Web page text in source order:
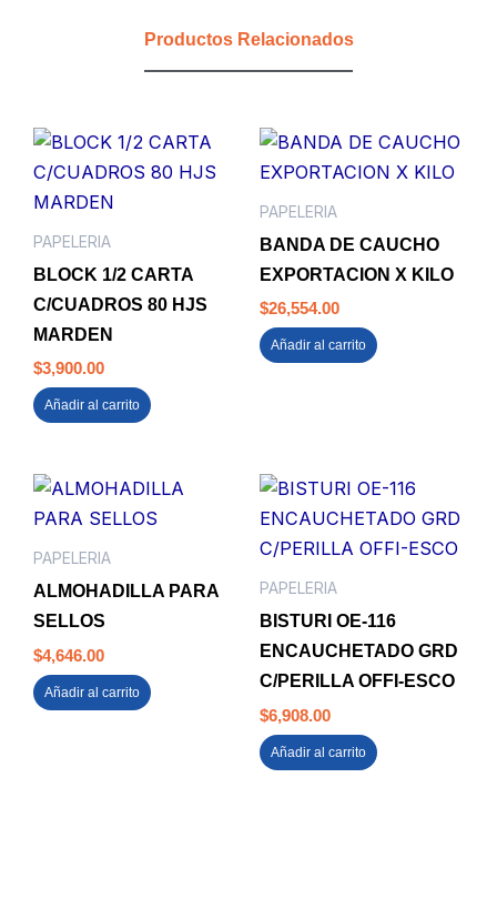
Productos Relacionados
PAPELERIA
BLOCK 1/2 CARTA
C/CUADROS 80 HJS
MARDEN
$3,900.00
Añadir al carrito
PAPELERIA
BANDA DE CAUCHO
EXPORTACION X KILO
$26,554.00
Añadir al carrito
PAPELERIA
ALMOHADILLA PARA
SELLOS
$4,646.00
Añadir al carrito
PAPELERIA
BISTURI OE-116
ENCAUCHETADO GRD
C/PERILLA OFFI-ESCO
$6,908.00
Añadir al carrito